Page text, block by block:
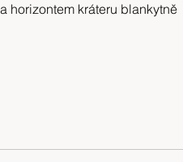
horizontem kráteru blankytně